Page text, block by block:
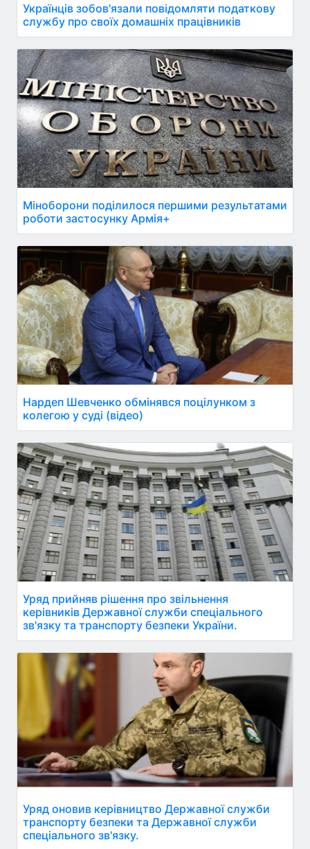
Українців зобов'язали повідомляти податкову
службу про своїх домашніх працівників
Міноборони поділилося першими результатами
роботи застосунку Армія+
Нардеп Шевченко обмінявся поцілунком з
колегою у суді (відео)
Уряд прийняв рішення про звільнення
керівників Державної служби спеціального
зв'язку та транспорту безпеки України.
Уряд оновив керівництво Державної служби
транспорту безпеки та Державної служби
спеціального зв'язку.